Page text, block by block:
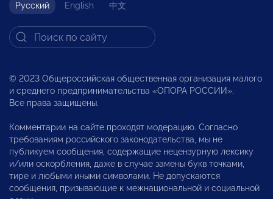
Русский English 中文
© 2023 Общероссийская общественная организация малого
и среднего предпринимательства «ОПОРА РОССИИ».
Все права защищены.
Комментарии на сайте проходят модерацию. Согласно
требованиям российского законодательства, мы не
публикуем сообщения, содержащие нецензурную лексику
и/или оскорбления, даже в случае замены букв точками,
тире и любыми иными символами. Не допускаются
сообщения, призывающие к межнациональной и социальной